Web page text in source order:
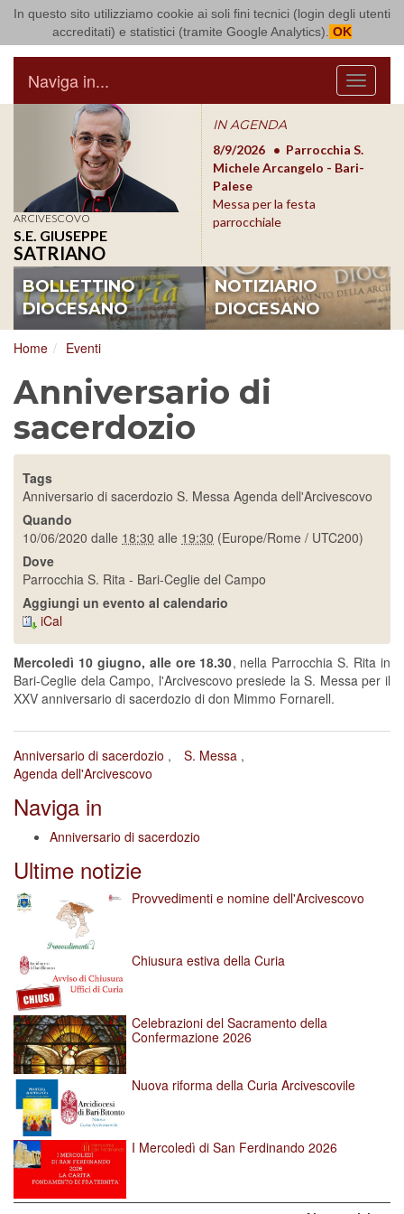
In questo sito utilizziamo cookie ai soli fini tecnici (login degli utenti
accreditati) e statistici (tramite Google Analytics). OK
Arcidiocesi di Bari Bitonto
Menu
Naviga in...
ARCIVESCOVO
S.E. GIUSEPPE
SATRIANO
IN AGENDA
8/17/2026
Conversano
Conferenza Episcopale
Pugliese
8/9/2026
Parrocchia S.
Michele Arcangelo - Bari-
Palese
Messa per la festa
parrocchiale
BOLLETTINO
DIOCESANO
NOTIZIARIO
DIOCESANO
Home Eventi
Anniversario di
sacerdozio
Tags
Anniversario di sacerdozio S. Messa Agenda dell'Arcivescovo
Quando
10/06/2020 dalle 18:30 alle 19:30 (Europe/Rome / UTC200)
Dove
Parrocchia S. Rita - Bari-Ceglie del Campo
Aggiungi un evento al calendario
iCal
Mercoledì 10 giugno, alle ore 18.30, nella Parrocchia S. Rita in
Bari-Ceglie dela Campo, l'Arcivescovo presiede la S. Messa per il
XXV anniversario di sacerdozio di don Mimmo Fornarell.
Anniversario di sacerdozio
S. Messa
Agenda dell'Arcivescovo
Naviga in
Anniversario di sacerdozio
Ultime notizie
Provvedimenti e nomine dell'Arcivescovo
Chiusura estiva della Curia
Celebrazioni del Sacramento della
Confermazione 2026
Nuova riforma della Curia Arcivescovile
I Mercoledì di San Ferdinando 2026